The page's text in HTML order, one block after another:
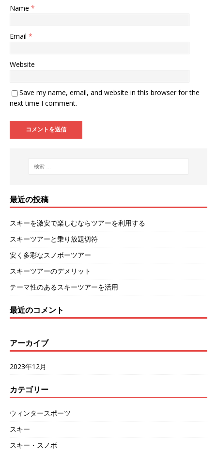
Name *
Email *
Website
Save my name, email, and website in this browser for the
next time I comment.
最近の投稿
スキーを激安で楽しむならツアーを利用する
スキーツアーと乗り放題切符
安く多彩なスノボーツアー
スキーツアーのデメリット
テーマ性のあるスキーツアーを活用
最近のコメント
アーカイブ
2023年12月
カテゴリー
ウィンタースポーツ
スキー
スキー・スノボ